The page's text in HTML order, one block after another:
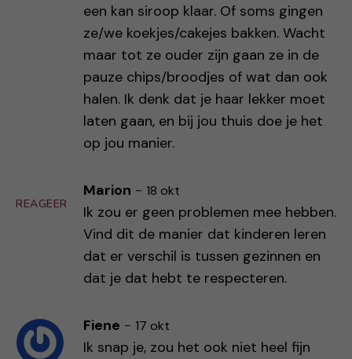
een kan siroop klaar. Of soms gingen
ze/we koekjes/cakejes bakken. Wacht
maar tot ze ouder zijn gaan ze in de
pauze chips/broodjes of wat dan ook
halen. Ik denk dat je haar lekker moet
laten gaan, en bij jou thuis doe je het
op jou manier.
REAGEER
Marion - 18 okt
Ik zou er geen problemen mee hebben.
Vind dit de manier dat kinderen leren
dat er verschil is tussen gezinnen en
dat je dat hebt te respecteren.
Fiene - 17 okt
Ik snap je, zou het ook niet heel fijn